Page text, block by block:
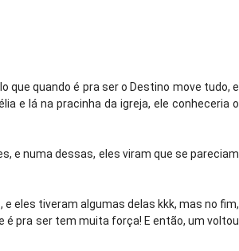
que quando é pra ser o Destino move tudo, e
e lá na pracinha da igreja, ele conheceria o
e numa dessas, eles viram que se pareciam
eles tiveram algumas delas kkk, mas no fim,
é pra ser tem muita força! E então, um voltou